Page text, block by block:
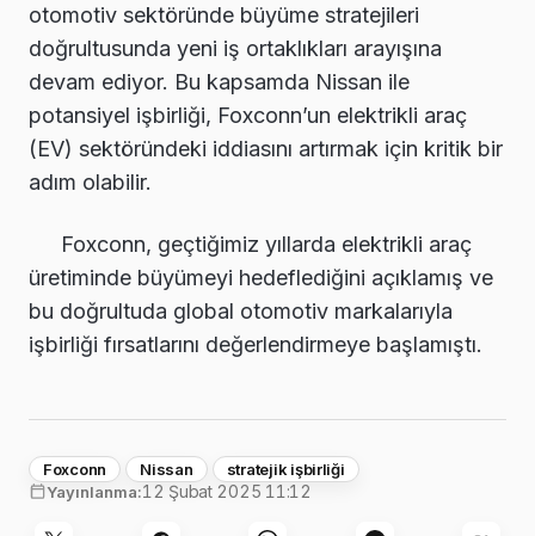
otomotiv sektöründe büyüme stratejileri
doğrultusunda yeni iş ortaklıkları arayışına
devam ediyor. Bu kapsamda Nissan ile
potansiyel işbirliği, Foxconn’un elektrikli araç
(EV) sektöründeki iddiasını artırmak için kritik bir
adım olabilir.
Foxconn, geçtiğimiz yıllarda elektrikli araç
üretiminde büyümeyi hedeflediğini açıklamış ve
bu doğrultuda global otomotiv markalarıyla
işbirliği fırsatlarını değerlendirmeye başlamıştı.
Foxconn Nissan
stratejik işbirliği
Yayınlanma:12 Şubat 2025 11:12